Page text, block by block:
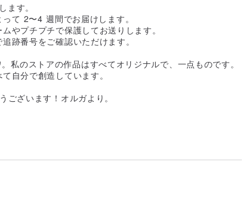
ます。
て 2〜4 週間でお届けします。
やプチプチで保護してお送りします。
跡番号をご確認いただけます。
私のストアの作品はすべてオリジナルで、一点ものです。
自分で創造しています。
ございます！オルガより。